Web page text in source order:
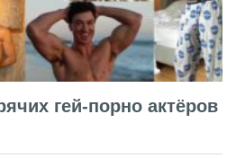
гей-порно актёров